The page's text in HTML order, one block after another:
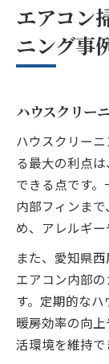
エアコン
ニング事
ハウスクリー
ハウスクリー
る最大の利点
できる点です
内部フィンま
め、アレルギー
また、愛知県
エアコン内部
す。定期的な
暖房効率の向
活環境を維持で